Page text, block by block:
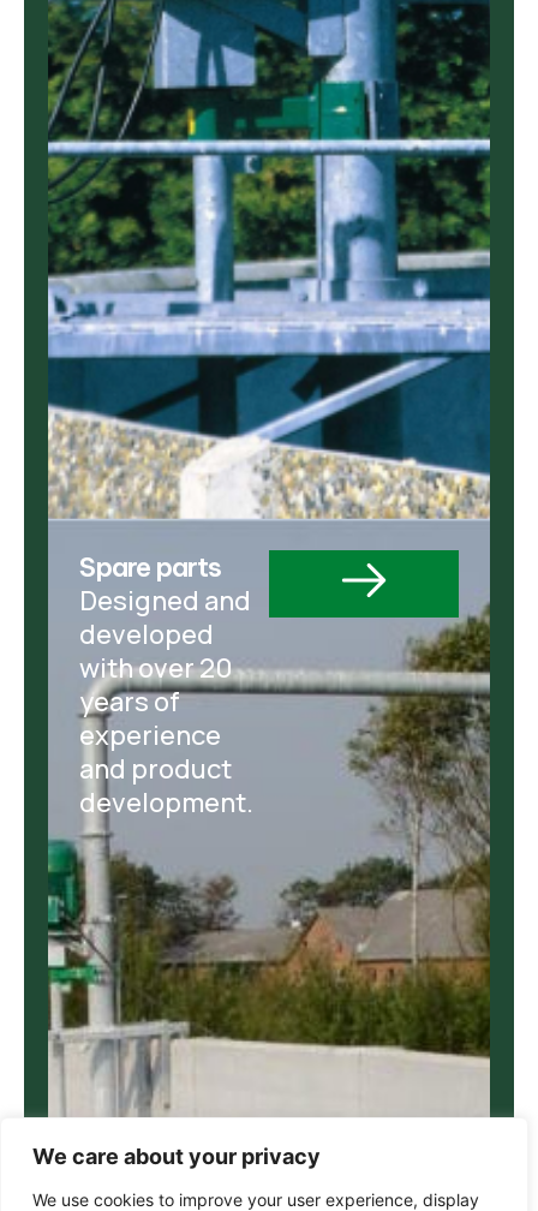
We care about your privacy
We use cookies to improve your user experience, display
Spare parts
Designed and
developed
with over 20
years of
experience
and product
development.